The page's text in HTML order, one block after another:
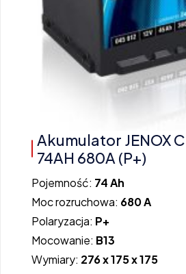
Akumulator JENOX
74AH 680A (P+)
Pojemność: 74 Ah
Moc rozruchowa: 680 A
Polaryzacja: P+
Mocowanie: B13
Wymiary: 276 x 175 x 175